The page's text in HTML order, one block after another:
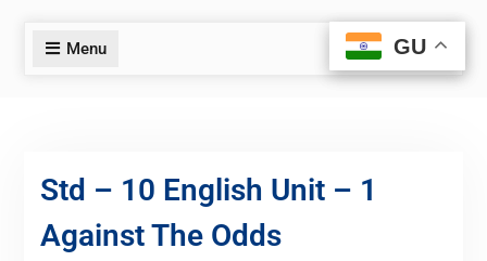
Menu
Std – 10 English Unit – 1
Against The Odds
GU
GU